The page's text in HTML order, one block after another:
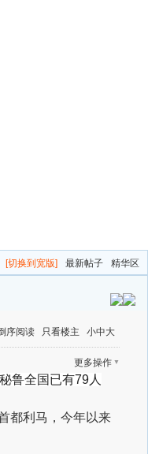
[切换到宽版] 最新帖子 精华区
序阅读 只看楼主 小中大
更多操作 ▼
鲁全国已有79人
都利马，今年以来